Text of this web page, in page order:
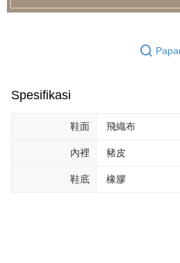
Spesifikasi
鞋面 飛織布
內裡 豬皮
鞋底 橡膠